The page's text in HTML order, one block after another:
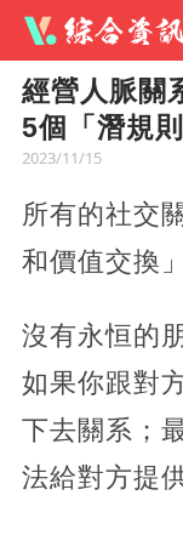
經營人脈關
5個「潛規則
2023/11/15
所有的社交
和價值交換
沒有永恒的
如果你跟對
下去關系；
法給對方提